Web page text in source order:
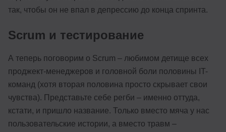
так, чтобы он не впал в депрессию до конца спринта.
Scrum и тестирование
А теперь поговорим о Scrum – любимом детище всех
проджект-менеджеров и головной боли половины IT-
команд (хотя вторая половина просто скрывает свои
чувства). Представьте себе регби – именно оттуда,
кстати, и пришло название. Только вместо мяча у нас
пользовательские истории, а вместо травм –